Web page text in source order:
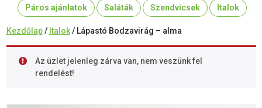
Páros ajánlatok Saláták Szendvicsek Italok
Kezdőlap/ Italok/ Lápastó Bodzavirág – alma
Az üzlet jelenleg zárva van, nem veszünk fel
rendelést!